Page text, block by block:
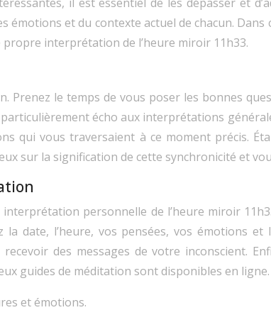
et du contexte actuel de chacun.
interprétation de l’heure miroir 11h33.
Prenez le temps de vous poser les bonnes
écho aux interprétations
qui vous traversaient à ce moment précis.
sur la signification de cette synchronicité et
personnelle de l’heure miroir
date, l’heure, vos pensées, vos émotions
des messages de votre inconscient.
guides de méditation sont disponibles en ligne.
et émotions.